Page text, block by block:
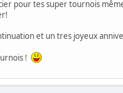
pour tes super tournois
et un tres joyeux
!